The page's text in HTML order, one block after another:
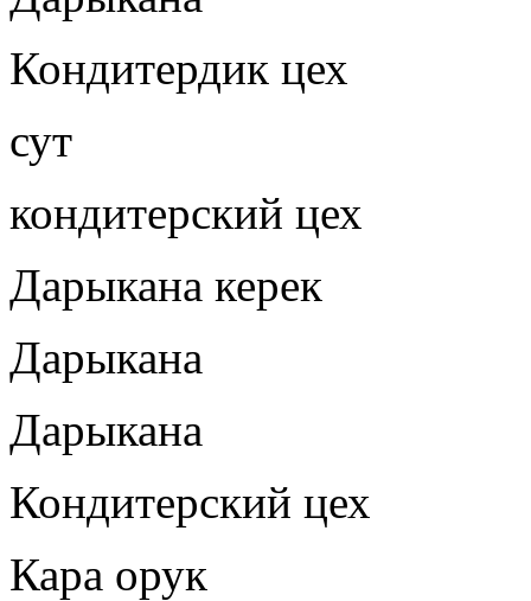
Кондитердик цех
сут
кондитерский цех
Дарыкана керек
Дарыкана
Дарыкана
Кондитерский цех
Кара орук